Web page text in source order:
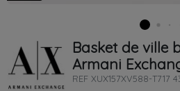
Basket de ville
Armani
REF XUX157XV588-T717